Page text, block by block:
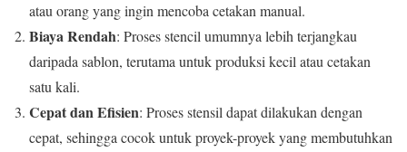
atau orang yang ingin mencoba cetakan manual.
Biaya Rendah: Proses stencil umumnya lebih terjangkau
daripada sablon, terutama untuk produksi kecil atau cetakan
satu kali.
Cepat dan Efisien: Proses stensil dapat dilakukan dengan
cepat, sehingga cocok untuk proyek-proyek yang membutuhkan